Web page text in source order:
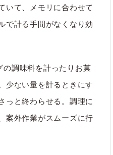
いて、メモリに合わせて
で計る手間がなくなり効
の調味料を計ったりお菓
少ない量を計るときにす
っと終わらせる。調理に
案外作業がスムーズに行